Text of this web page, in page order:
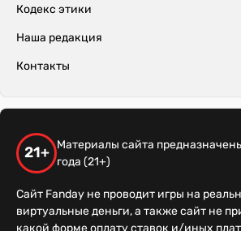
Кодекс этики
Наша редакция
Контакты
21+
Материалы сайта
года (21+)
Сайт Fanday не проводит игры на
виртуальные деньги, а также сайт не
какой форме оплату ставок и/иных